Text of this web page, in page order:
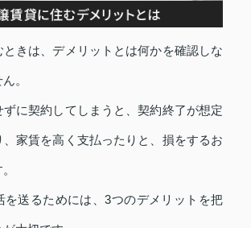
きは、デメリットとは何かを確認しな
。
に契約してしまうと、契約終了が想定
、家賃を高く支払ったりと、損をするお
を送るためには、3つのデメリットを把